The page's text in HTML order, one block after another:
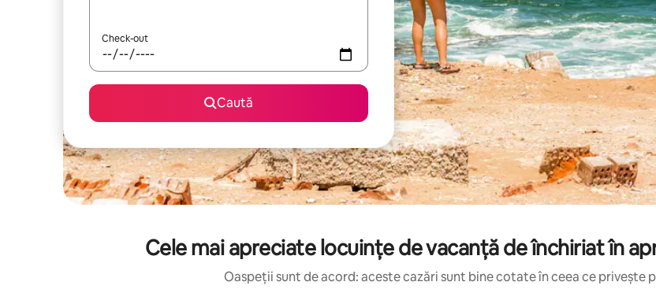
Check-out
Caută
Cele mai apreciate locuințe de vacanță de închiriat în
Oaspeții sunt de acord: aceste cazări sunt bine cotate în ceea ce privește